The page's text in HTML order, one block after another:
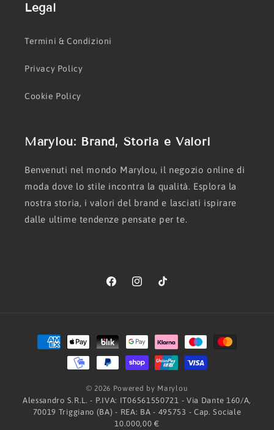
Legal
Termini & Condizioni
Privacy Policy
Cookie Policy
Marylou: Brand, Storia e Valori
Benvenuti nel mondo Marylou, il negozio online di
moda dove lo stile incontra la qualità. Esplora la
nostra storia, i valori del brand e lasciati ispirare
dalle ultime tendenze pensate per te.
FacebookInstagramTikTok
Metodi
di
pagamento
© 2026 Powered by Marylou
Alessandro S.R.L. - P.IVA: IT06561550721 - Via Dante 160/A,
70019 Triggiano (BA) - REA: BA - 495753 - Cap. Sociale
10.000,00 €